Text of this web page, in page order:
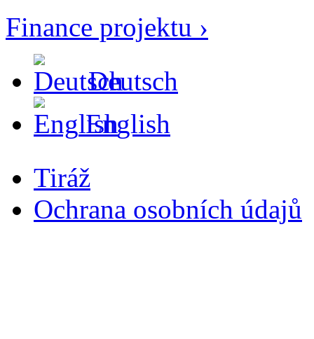
Finance projektu ›
Deutsch
English
Tiráž
Ochrana osobních údajů